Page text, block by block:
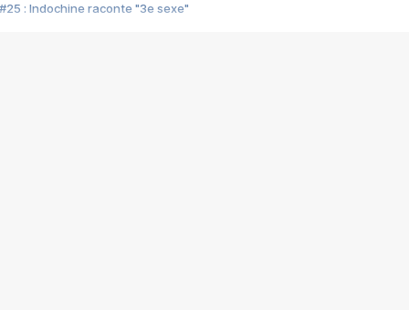
#25 : Indochine raconte "3e sexe"